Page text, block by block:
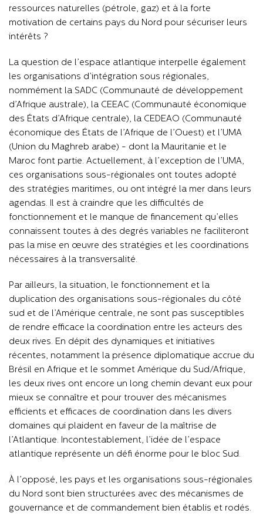
ressources naturelles (pétrole, gaz) et à la forte
motivation de certains pays du Nord pour sécuriser leurs
intérêts ?
La question de l’espace atlantique interpelle également
les organisations d’intégration sous régionales,
nommément la SADC (Communauté de développement
d’Afrique australe), la CEEAC (Communauté économique
des États d’Afrique centrale), la CEDEAO (Communauté
économique des États de l’Afrique de l’Ouest) et l’UMA
(Union du Maghreb arabe) - dont la Mauritanie et le
Maroc font partie. Actuellement, à l’exception de l’UMA,
ces organisations sous-régionales ont toutes adopté
des stratégies maritimes, ou ont intégré la mer dans leurs
agendas. Il est à craindre que les difficultés de
fonctionnement et le manque de financement qu’elles
connaissent toutes à des degrés variables ne faciliteront
pas la mise en œuvre des stratégies et les coordinations
nécessaires à la transversalité.
Par ailleurs, la situation, le fonctionnement et la
duplication des organisations sous-régionales du côté
sud et de l’Amérique centrale, ne sont pas susceptibles
de rendre efficace la coordination entre les acteurs des
deux rives. En dépit des dynamiques et initiatives
récentes, notamment la présence diplomatique accrue du
Brésil en Afrique et le sommet Amérique du Sud/Afrique,
les deux rives ont encore un long chemin devant eux pour
mieux se connaître et pour trouver des mécanismes
efficients et efficaces de coordination dans les divers
domaines qui plaident en faveur de la maîtrise de
l’Atlantique. Incontestablement, l’idée de l’espace
atlantique représente un défi énorme pour le bloc Sud.
À l’opposé, les pays et les organisations sous-régionales
du Nord sont bien structurées avec des mécanismes de
gouvernance et de commandement bien établis et rodés.